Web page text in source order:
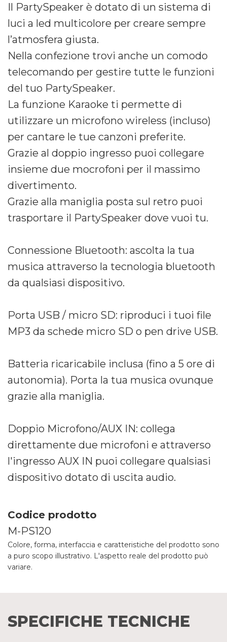
Il PartySpeaker è dotato di un sistema di
luci a led multicolore per creare sempre
l’atmosfera giusta.
Nella confezione trovi anche un comodo
telecomando per gestire tutte le funzioni
del tuo PartySpeaker.
La funzione Karaoke ti permette di
utilizzare un microfono wireless (incluso)
per cantare le tue canzoni preferite.
Grazie al doppio ingresso puoi collegare
insieme due mocrofoni per il massimo
divertimento.
Grazie alla maniglia posta sul retro puoi
trasportare il PartySpeaker dove vuoi tu.
Connessione Bluetooth: ascolta la tua
musica attraverso la tecnologia bluetooth
da qualsiasi dispositivo.
Porta USB / micro SD: riproduci i tuoi file
MP3 da schede micro SD o pen drive USB.
Batteria ricaricabile inclusa (fino a 5 ore di
autonomia). Porta la tua musica ovunque
grazie alla maniglia.
Doppio Microfono/AUX IN: collega
direttamente due microfoni e attraverso
l'ingresso AUX IN puoi collegare qualsiasi
dispositivo dotato di uscita audio.
Codice prodotto
M-PS120
Colore, forma, interfaccia e caratteristiche del prodotto sono
a puro scopo illustrativo. L'aspetto reale del prodotto può
variare.
SPECIFICHE TECNICHE